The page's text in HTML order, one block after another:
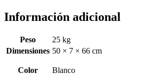
Información adicional
Peso
25 kg
Dimensiones 50 × 7 × 66 cm
Color Blanco